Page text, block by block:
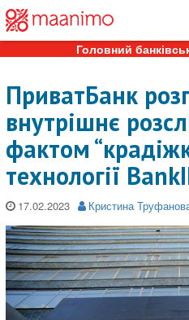
Головний
ПриватБанк
внутрішнє
фактом
технології
17.02.2023 Кристина